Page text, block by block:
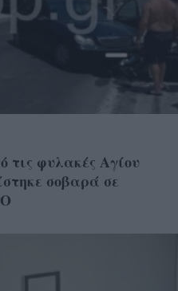
τις φυλακές Αγίου
σοβαρά σε